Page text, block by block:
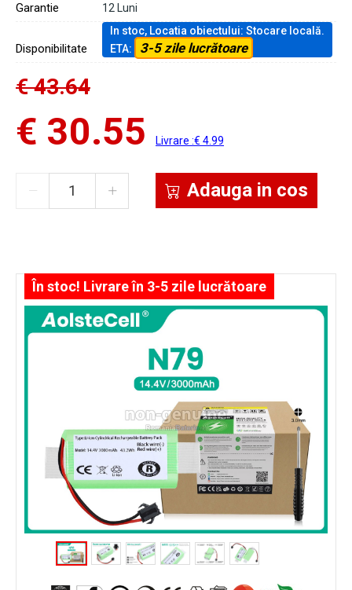
Garantie 12 Luni
Disponibilitate
In stoc, Locatia obiectului: Stocare locală.
ETA:
3-5 zile lucrătoare
€ 43.64
€ 30.55 Livrare :€ 4.99
Adauga in cos
În stoc! Livrare în 3-5 zile lucrătoare